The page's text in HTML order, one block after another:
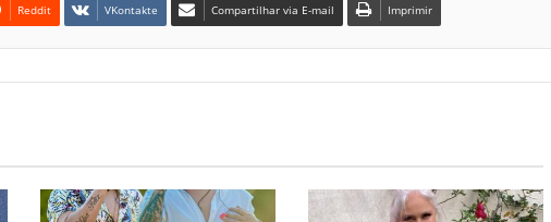
Reddit VKontakte Compartilhar via E-mail Imprimir